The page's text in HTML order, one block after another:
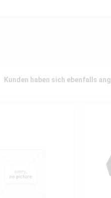
Kunden haben sich ebenfalls